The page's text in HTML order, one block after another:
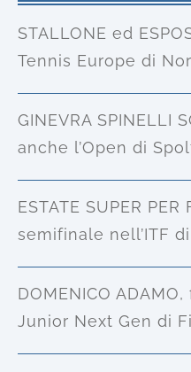
STALLONE ed
Tennis Europe di
GINEVRA SPINELLI
anche l’Open di
ESTATE SUPER PER
semifinale nell’ITF
DOMENICO
Junior Next Gen di